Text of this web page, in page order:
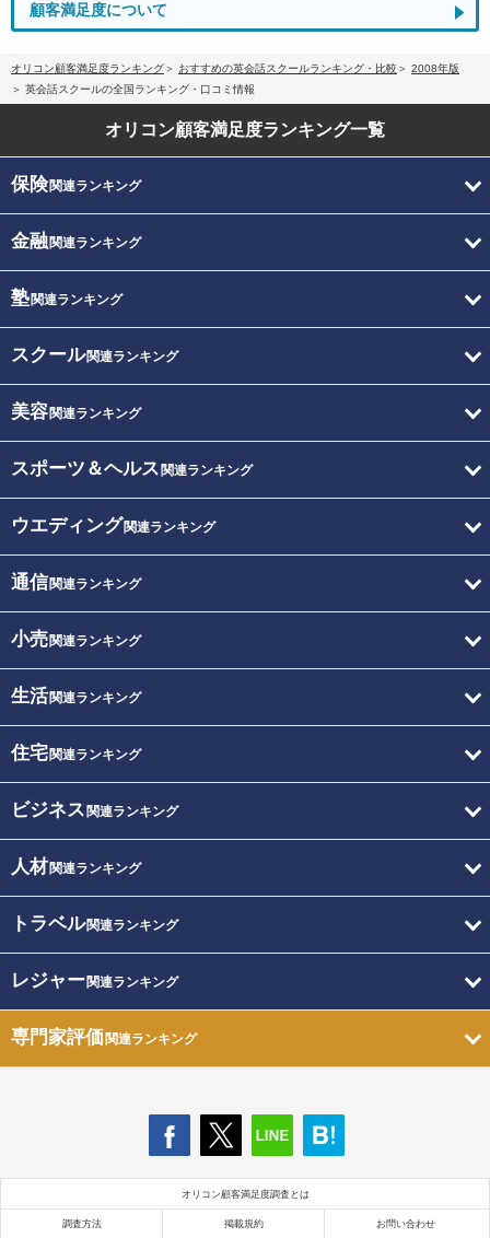
顧客満足度について
オリコン顧客満足度ランキング おすすめの英会話スクールランキング・比較
2008年版
英会話スクールの全国ランキング・口コミ情報
オリコン顧客満足度ランキング一覧
保険関連ランキング
金融関連ランキング
塾関連ランキング
スクール関連ランキング
美容関連ランキング
スポーツ＆ヘルス 関連ランキング
ウエディング関連ランキング
通信関連ランキング
小売関連ランキング
生活関連ランキング
住宅関連ランキング
ビジネス 関連ランキング
人材関連ランキング
トラベル関連ランキング
レジャー関連ランキング
専門家評価関連ランキング
オリコン顧客満足度調査とは
調査方法 掲載規約 お問い合わせ